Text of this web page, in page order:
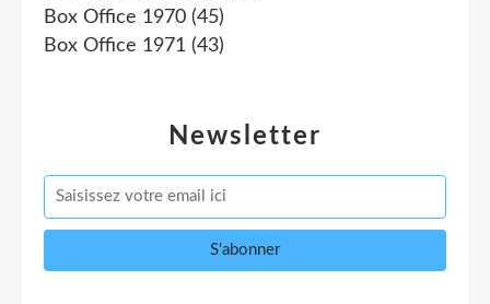
Newsletter
Box Office 1970 (45)
Box Office 1971 (43)